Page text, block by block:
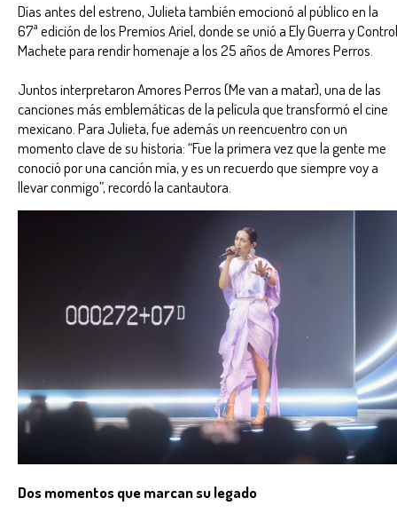
Días antes del estreno, Julieta también emocionó al público en la
67ª edición de los Premios Ariel, donde se unió a Ely Guerra y Control
Machete para rendir homenaje a los 25 años de Amores Perros.
Juntos interpretaron Amores Perros (Me van a matar), una de las
canciones más emblemáticas de la película que transformó el cine
mexicano. Para Julieta, fue además un reencuentro con un
momento clave de su historia: “Fue la primera vez que la gente me
conoció por una canción mía, y es un recuerdo que siempre voy a
llevar conmigo”, recordó la cantautora.
Dos momentos que marcan su legado